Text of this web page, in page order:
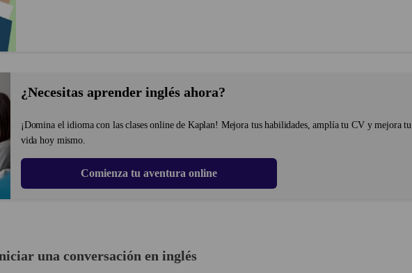
¿Necesitas aprender inglés ahora?
¡Domina el idioma con las clases online de Kaplan! Mejora tus habilidades, amplía tu CV y mejora tu
vida hoy mismo.
Comienza tu aventura online
una conversación en inglés